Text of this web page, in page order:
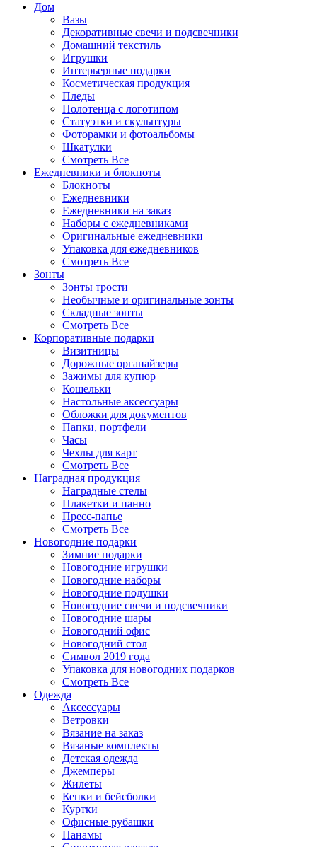
Дом
Вазы
Декоративные свечи и подсвечники
Домашний текстиль
Игрушки
Интерьерные подарки
Косметическая продукция
Пледы
Полотенца с логотипом
Статуэтки и скульптуры
Фоторамки и фотоальбомы
Шкатулки
Смотреть Все
Ежедневники и блокноты
Блокноты
Ежедневники
Ежедневники на заказ
Наборы с ежедневниками
Оригинальные ежедневники
Упаковка для ежедневников
Смотреть Все
Зонты
Зонты трости
Необычные и оригинальные зонты
Складные зонты
Смотреть Все
Корпоративные подарки
Визитницы
Дорожные органайзеры
Зажимы для купюр
Кошельки
Настольные аксессуары
Обложки для документов
Папки, портфели
Часы
Чехлы для карт
Смотреть Все
Наградная продукция
Наградные стелы
Плакетки и панно
Пресс-папье
Смотреть Все
Новогодние подарки
Зимние подарки
Новогодние игрушки
Новогодние наборы
Новогодние подушки
Новогодние свечи и подсвечники
Новогодние шары
Новогодний офис
Новогодний стол
Символ 2019 года
Упаковка для новогодних подарков
Смотреть Все
Одежда
Аксессуары
Ветровки
Вязание на заказ
Вязаные комплекты
Детская одежда
Джемперы
Жилеты
Кепки и бейсболки
Куртки
Офисные рубашки
Панамы